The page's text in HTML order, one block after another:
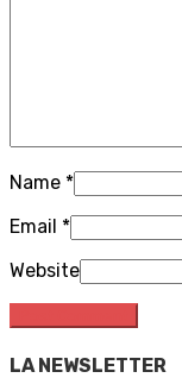
Name *
Email *
Website
LA NEWSLETTER